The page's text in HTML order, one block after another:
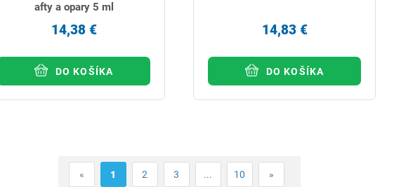
afty a opary 5 ml
14,38 €
DO KOŠÍKA
14,83 €
DO KOŠÍKA
« 1 2 3 ... 10 »